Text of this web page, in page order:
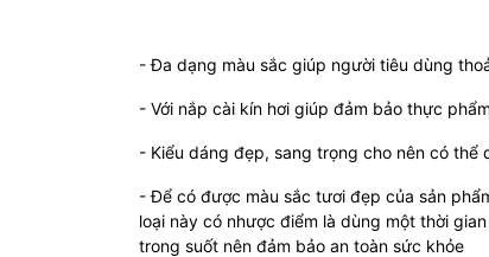
- Đa dạng màu sắc giúp người tiêu dùng
- Với nắp cài kín hơi giúp đảm bảo thực
- Kiểu dáng đẹp, sang trọng cho nên có
- Để có được màu sắc tươi đẹp của sản
loại này có nhược điểm là dùng một thời
trong suốt nên đảm bảo an toàn sức khỏe